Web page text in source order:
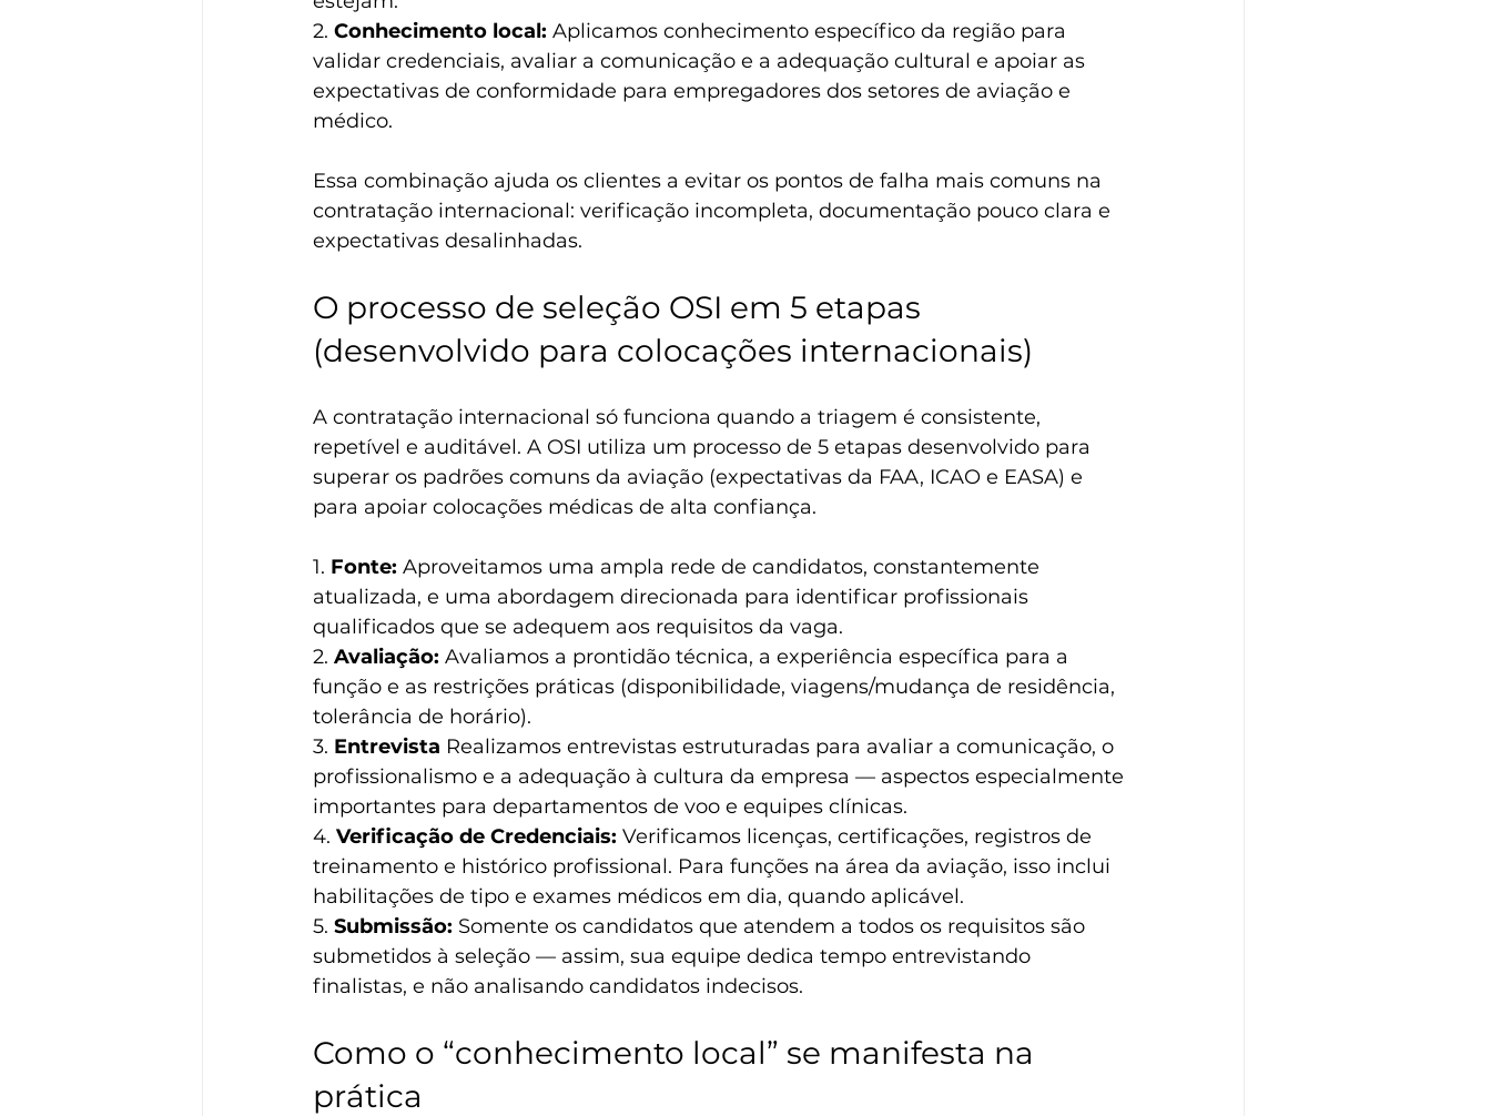
2. Conhecimento local: Aplicamos conhecimento específico da região para
validar credenciais, avaliar a comunicação e a adequação cultural e apoiar as
expectativas de conformidade para empregadores dos setores de aviação e
médico.
Essa combinação ajuda os clientes a evitar os pontos de falha mais comuns na
contratação internacional: verificação incompleta, documentação pouco clara e
expectativas desalinhadas.
O processo de seleção OSI em 5 etapas
(desenvolvido para colocações internacionais)
A contratação internacional só funciona quando a triagem é consistente,
repetível e auditável. A OSI utiliza um processo de 5 etapas desenvolvido para
superar os padrões comuns da aviação (expectativas da FAA, ICAO e EASA) e
para apoiar colocações médicas de alta confiança.
1. Fonte: Aproveitamos uma ampla rede de candidatos, constantemente
atualizada, e uma abordagem direcionada para identificar profissionais
qualificados que se adequem aos requisitos da vaga.
2. Avaliação: Avaliamos a prontidão técnica, a experiência específica para a
função e as restrições práticas (disponibilidade, viagens/mudança de residência,
tolerância de horário).
3. Entrevista Realizamos entrevistas estruturadas para avaliar a comunicação, o
profissionalismo e a adequação à cultura da empresa — aspectos especialmente
importantes para departamentos de voo e equipes clínicas.
4. Verificação de Credenciais: Verificamos licenças, certificações, registros de
treinamento e histórico profissional. Para funções na área da aviação, isso inclui
habilitações de tipo e exames médicos em dia, quando aplicável.
5. Submissão: Somente os candidatos que atendem a todos os requisitos são
submetidos à seleção — assim, sua equipe dedica tempo entrevistando
finalistas, e não analisando candidatos indecisos.
Como o “conhecimento local” se manifesta na
prática